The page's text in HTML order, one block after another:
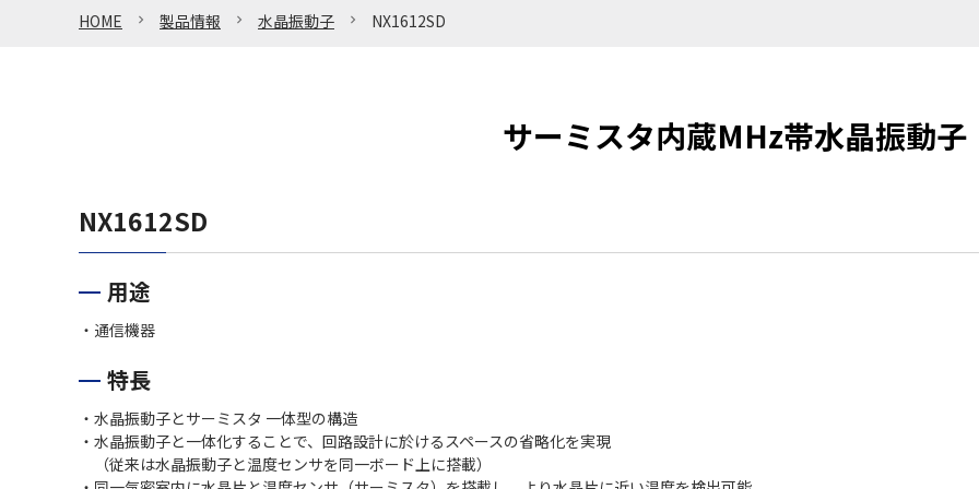
HOME 製品情報 水晶振動子 NX1612SD
サーミスタ内蔵MHz帯水晶振動子
NX1612SD
用途
・通信機器
特長
・水晶振動子とサーミスタ 一体型の構造
・水晶振動子と一体化することで、回路設計に於けるスペースの省略化を実現
（従来は水晶振動子と温度センサを同一ボード上に搭載）